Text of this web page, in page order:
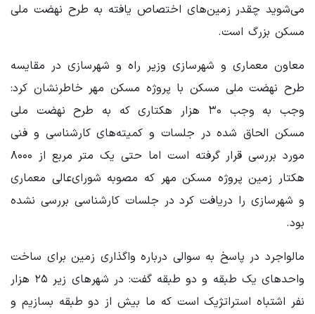
می‌شوید چقدر زمین‌های اختصاص یافته به طرح نهضت ملی
مسکن بزرگ است.
معاون معماری و شهرسازی وزیر راه و شهرسازی در مقایسه
طرح نهضت ملی مسکن با پروژه مسکن مهر خاطرنشان کرد:
وجب به وجب ۳۰ هزار هکتاری که به طرح نهضت ملی
مسکن الحاق شده در جلسات و کمیته‌های کارشناسی و فنی
مورد بررسی قرار گرفته است اما حتی یک متر مربع از ۸۰۰۰
هکتار زمین پروژه مسکن مهر که مصوبه شورای‌عالی معماری
و شهرسازی را دریافت کرد در جلسات کارشناسی بررسی نشده
بود.
مالواجرد در پاسخ به سوالی درباره واگذاری زمین برای ساخت
واحدهای یک طبقه و دو طبقه گفت: در شهرهای زیر ۲۵ هزار
نفر اشتباه استراتژیک است که ما بیش از دو طبقه بسازیم و